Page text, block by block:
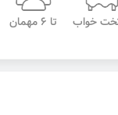
تا 6 مهمان